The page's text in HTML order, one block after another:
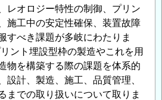
レオロジー特性の制御、プリン
施工中の安定性確保、装置故障
すべき課題が多岐にわたりま
ント埋設型枠の製造やこれを用
物を構築する際の課題を体系的
設計、製造、施工、品質管理、
までの取り扱いについて取りま